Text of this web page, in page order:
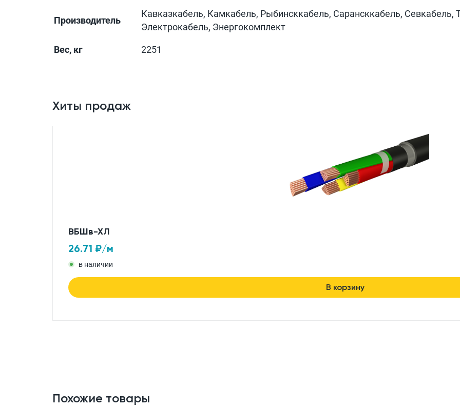
Производитель
Кавказкабель, Камкабель, Рыбинсккабель, Сарансккабель, Севкабель,
Электрокабель, Энергокомплект
Вес, кг 2251
Хиты продаж
ВБШв-ХЛ
26.71 ₽/м
в наличии
В корзину
Похожие товары